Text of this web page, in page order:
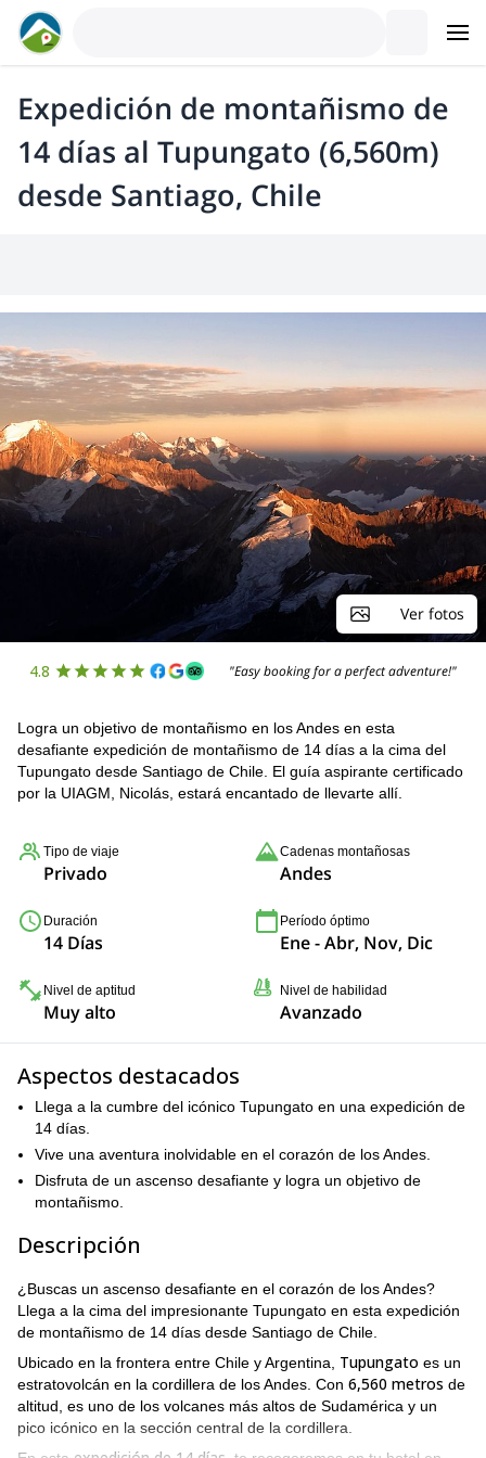
Expedición de montañismo de
14 días al Tupungato (6,560m)
desde Santiago, Chile
Ver fotos
4.8 "Easy booking for a perfect adventure!"
Logra un objetivo de montañismo en los Andes en esta
desafiante expedición de montañismo de 14 días a la cima del
Tupungato desde Santiago de Chile. El guía aspirante certificado
por la UIAGM, Nicolás, estará encantado de llevarte allí.
Tipo de viaje
Privado
Cadenas montañosas
Andes
Duración
14 Días
Período óptimo
Ene - Abr, Nov, Dic
Nivel de aptitud
Muy alto
Nivel de habilidad
Avanzado
Aspectos destacados
Llega a la cumbre del icónico Tupungato en una expedición de
14 días.
Vive una aventura inolvidable en el corazón de los Andes.
Disfruta de un ascenso desafiante y logra un objetivo de
montañismo.
Descripción
¿Buscas un ascenso desafiante en el corazón de los Andes?
Llega a la cima del impresionante Tupungato en esta expedición
de montañismo de 14 días desde Santiago de Chile.
Ubicado en la frontera entre Chile y Argentina, Tupungato es un
estratovolcán en la cordillera de los Andes. Con 6,560 metros de
altitud, es uno de los volcanes más altos de Sudamérica y un
pico icónico en la sección central de la cordillera.